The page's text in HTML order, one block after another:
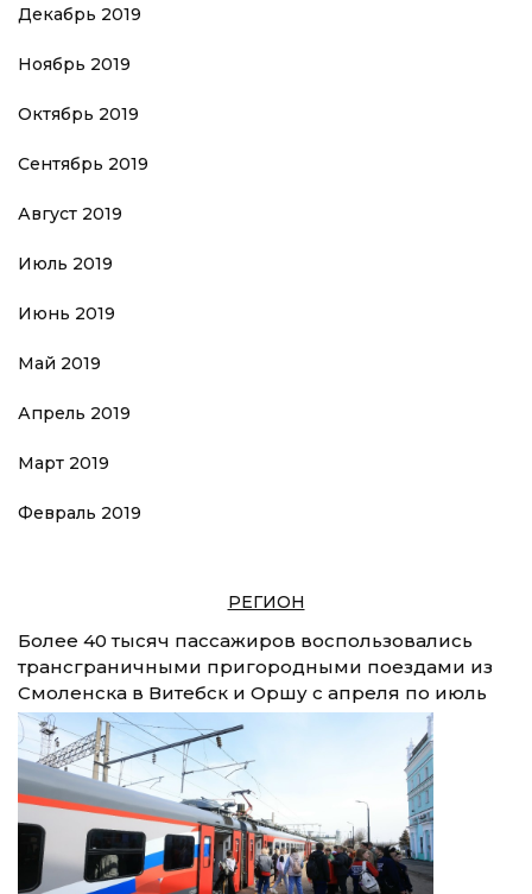
Декабрь 2019
Ноябрь 2019
Октябрь 2019
Сентябрь 2019
Август 2019
Июль 2019
Июнь 2019
Май 2019
Апрель 2019
Март 2019
Февраль 2019
РЕГИОН
Более 40 тысяч пассажиров воспользовались
трансграничными пригородными поездами из
Смоленска в Витебск и Оршу с апреля по июль